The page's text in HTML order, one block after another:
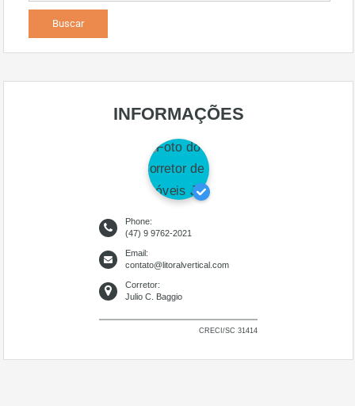
INFORMAÇÕES
Phone:
(47) 9 9762-2021
Email:
contato@litoralvertical.com
Corretor:
Julio C. Baggio
CRECI/SC 31414